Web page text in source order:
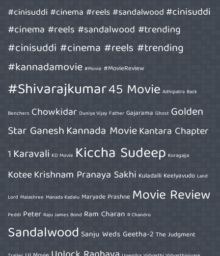
#cinisuddi #cinema #reels #sandalwood#cinisuddi
#cinema #reels #sandalwood #trending
#cinisuddi #cinema #reels #trending
#kannadamovie #Movie #MovieReview
#Shivarajkumar45 Movie Adhipatra Back
Benchers Chowkidar Duniya Vijay Father Gajarama Ghost Golden
Star GaneshKannada MovieKantara Chapter
1 Karavali KD Movie Kiccha Sudeep Koragajja
KoteeKrishnam Pranaya Sakhi Kuladalli Keelyavudo Land
Lord Malashree Manada Kadalu Maryade Prashne Movie Review
Peddi Peter Raju James Bond Ram Charan R Chandru
Sandalwood Sanju Weds Geetha-2 The Judgment